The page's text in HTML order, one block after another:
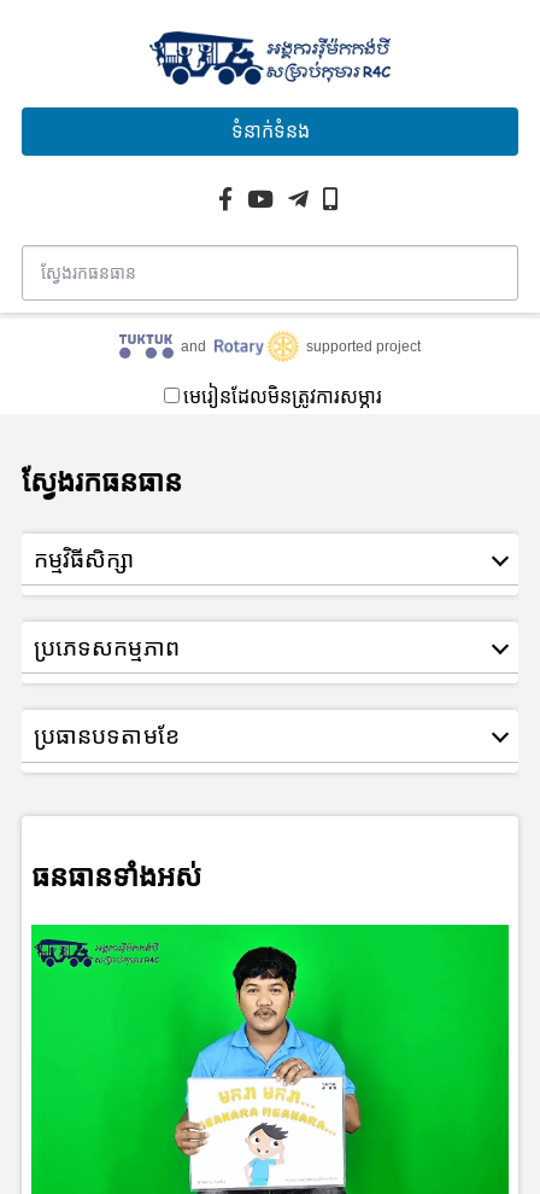
ទំនាក់ទំនង
and supported project
មេរៀនដែលមិនត្រូវការសម្ភារ
ស្វែងរកធនធាន
កម្មវិធីសិក្សា
ប្រភេទសកម្មភាព
ប្រធានបទតាមខែ
ធនធានទាំងអស់